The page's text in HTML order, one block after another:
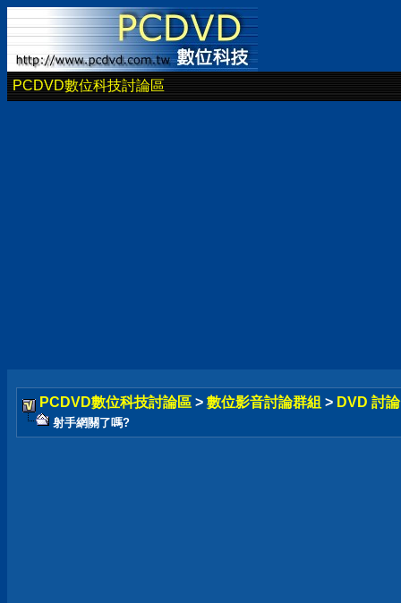
PCDVD數位科技討論區
PCDVD數位科技討論區 > 數位影音討論群組 > DVD 討
射手網關了嗎?